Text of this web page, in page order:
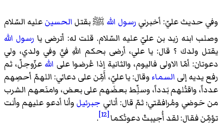
وفي حديث عليّ: أخبرني رسول الله ﷺبقتل الحسينعليه السّلام
وصلب ابنه زيد بن عليّ عليه السّلام. قلت له: أترضى يا رسول الله
يقتل ولدك ؟ قال: يا علي، أرضى بحكم اللهِ فيَّ وفي ولدي، ولي
دعوتان: أمّا الاولى فاليوم، والثانية إذا عُرضوا على الله عزّوجلّ، ثم
رفع يديه إلى السماء وقال: يا عليّ، أَمِّن على دعائي: اللهمّ أحصِهم
عدداً، واقتُلهم بَدداً، وسلِّط بعضَهم على بعض، وامنَعهم الشرب
من حَوضي ومُرافقتي؛ ثمّ قال: أتاني جبرئيل وأنا أدعو عليهم وأنت
تؤمِّن فقال: لقد أُجيبتْ دعوتُكما[12]
.